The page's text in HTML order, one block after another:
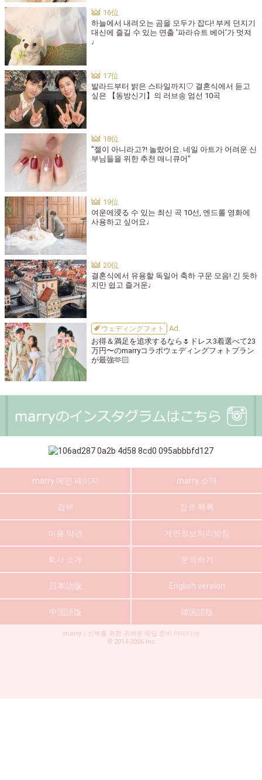
하늘에서 내려오는 곰을 모두가 잡다! 부케 던지기
대신에 즐길 수 있는 연출 '파라슈트 베어'가 멋져
♩
발라드부터 밝은 스타일까지♡ 결혼식에서 듣고
싶은 【동방신기】의 러브송 엄선 10곡
"젤이 아니라고?! 놀랐어요. 네일 아트가 어려운 신
부님들을 위한 추천 매니큐어"
여운에浸る 수 있는 최신 곡 10선, 엔드롤 영화에
사용하고 싶어요♩
결혼식에서 유용할 독일어 축하 구문 모음! 긴 듯하
지만 쉽고 즐거운♩
ウェディングフォト
お得＆満足を追求するなら🌷ドレス3着選べて23
万円〜のmarryコラボウェディングフォトプラン
が最強🫶🏻
marry 메인 페이지 marry 소개
검색 장르 목록
이용 약관 개인정보처리방침
회사 소개 문의하기
日本語版 English version
中国語版 韓国語版
marry｜신부를 위한 귀여운 웨딩 준비 아이디어
© 2014-2026 Inc